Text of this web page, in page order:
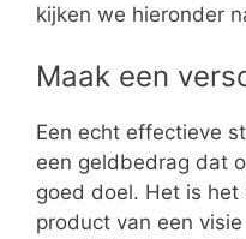
kijken we hieronder
Maak een
Een echt effectieve
een geldbedrag dat
goed doel. Het is
product van een